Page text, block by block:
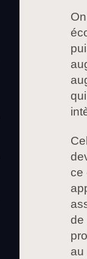
ce
de
au